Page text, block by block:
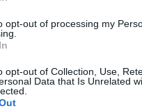
opt-out of processing my
opt-out of Collection, Use,
Data that Is Unrelated
το
29.06.2026
συζητήσει